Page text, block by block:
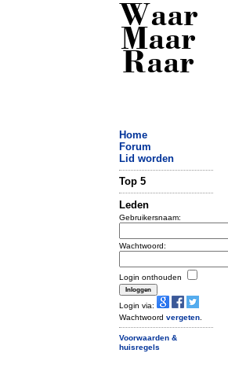
Waar
Maar
Raar
Home
Forum
Lid worden
Top 5
Leden
Gebruikersnaam:
Wachtwoord:
Login onthouden
Login via:
Wachtwoord vergeten
Voorwaarden &
huisregels